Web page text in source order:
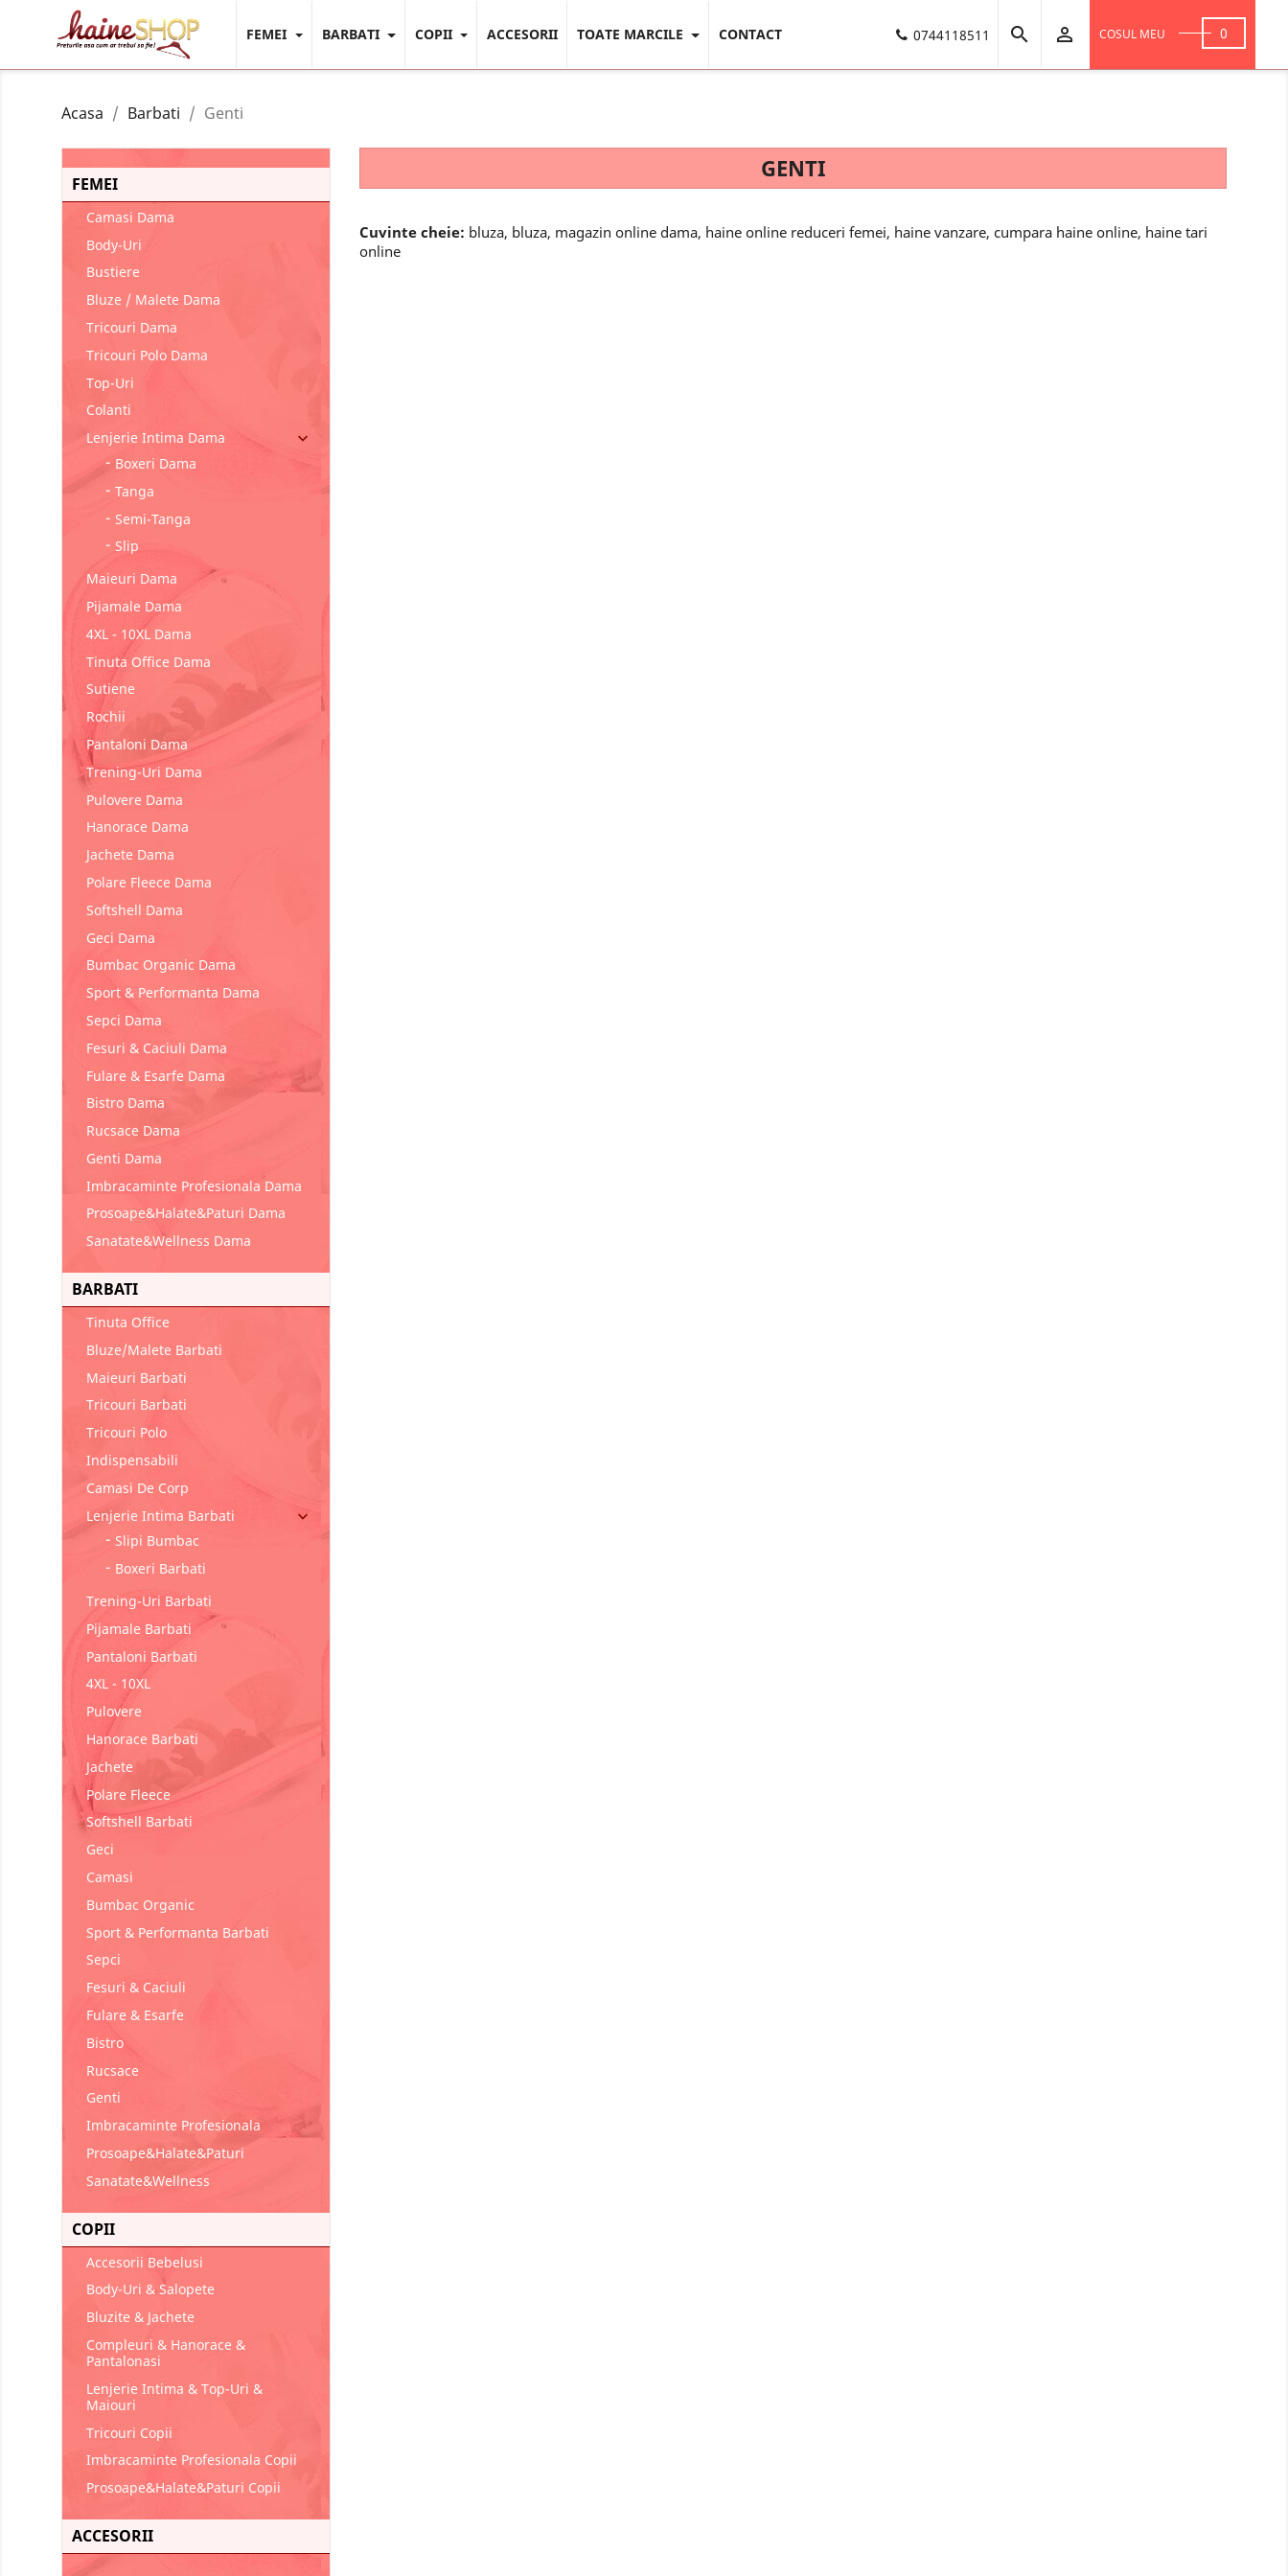
FEMEI BARBATI COPII ACCESORII TOATE MARCILE CONTACT 0744118511   COSUL MEU 0
Acasa Barbati Genti
FEMEI
Camasi Dama
Body-Uri
Bustiere
Bluze / Malete Dama
Tricouri Dama
Tricouri Polo Dama
Top-Uri
Colanti
Lenjerie Intima Dama

Boxeri Dama
Tanga
Semi-Tanga
Slip
Maieuri Dama
Pijamale Dama
4XL - 10XL Dama
Tinuta Office Dama
Sutiene
Rochii
Pantaloni Dama
Trening-Uri Dama
Pulovere Dama
Hanorace Dama
Jachete Dama
Polare Fleece Dama
Softshell Dama
Geci Dama
Bumbac Organic Dama
Sport & Performanta Dama
Sepci Dama
Fesuri & Caciuli Dama
Fulare & Esarfe Dama
Bistro Dama
Rucsace Dama
Genti Dama
Imbracaminte Profesionala Dama
Prosoape&Halate&Paturi Dama
Sanatate&Wellness Dama
BARBATI
Tinuta Office
Bluze/malete Barbati
Maieuri Barbati
Tricouri Barbati
Tricouri Polo
Indispensabili
Camasi De Corp
Lenjerie Intima Barbati

Slipi Bumbac
Boxeri Barbati
Trening-Uri Barbati
Pijamale Barbati
Pantaloni Barbati
4XL - 10XL
Pulovere
Hanorace Barbati
Jachete
Polare Fleece
Softshell Barbati
Geci
Camasi
Bumbac Organic
Sport & Performanta Barbati
Sepci
Fesuri & Caciuli
Fulare & Esarfe
Bistro
Rucsace
Genti
Imbracaminte Profesionala
Prosoape&Halate&Paturi
Sanatate&Wellness
COPII
Accesorii Bebelusi
Body-Uri & Salopete
Bluzite & Jachete
Compleuri & Hanorace &
Pantalonasi
Lenjerie Intima & Top-Uri &
Maiouri
Tricouri Copii
Imbracaminte Profesionala Copii
Prosoape&Halate&Paturi Copii
ACCESORII
GENTI
Cuvinte cheie: bluza, bluza, magazin online dama, haine online reduceri femei, haine vanzare, cumpara haine online, haine tari
online